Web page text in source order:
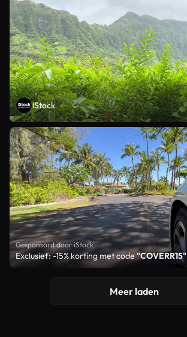
iStock
Gesponsord door iStock
Exclusief: -15% korting met code"COVERR15"
Meer laden